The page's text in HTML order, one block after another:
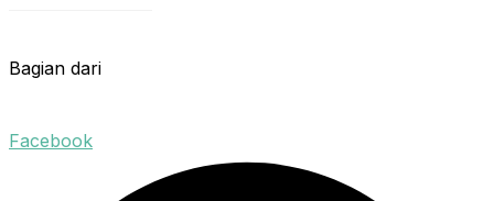
Bagian dari
Facebook